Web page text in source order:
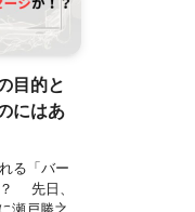
目的と
にはあ
る「バー
？ 先日、